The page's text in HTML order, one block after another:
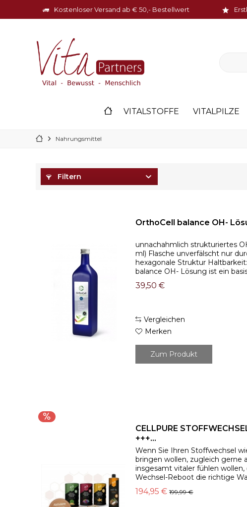
Kostenloser Versand ab € 50,- Bestellwert
VITALSTOFFE VITALPILZE
Nahrungsmittel
Filtern
OrthoCell balance OH-
unnachahmlich strukturiertes
ml) Flasche unverfälscht nur
hexagonale Struktur
balance OH- Lösung ist ein
39,50 €
Vergleichen
Merken
Zum Produkt
CELLPURE
+++...
Wenn Sie Ihren Stoffwechsel
bringen wollen, zugleich gerne
insgesamt vitaler fühlen
Wechsel-Reboot die richtige
Ihnen hier drei unterschiedliche...
194,95 € 199,99 €